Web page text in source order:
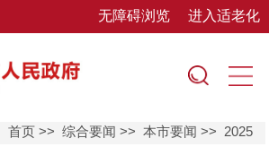
无障碍浏览 进入适老化
首页 >>综合要闻 >>本市要闻 >> 2025